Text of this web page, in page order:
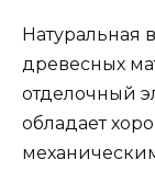
Натуральная
древесных
отделочный
обладает